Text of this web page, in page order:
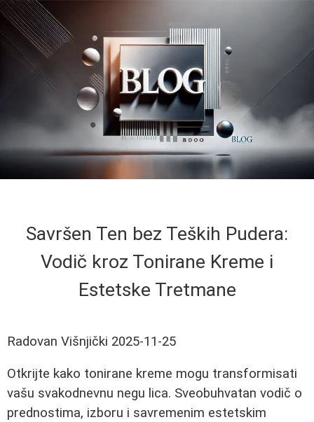
Savršen Ten bez Teških Pudera:
Vodič kroz Tonirane Kreme i
Estetske Tretmane
Radovan Višnjički 2025-11-25
Otkrijte kako tonirane kreme mogu transformisati
vašu svakodnevnu negu lica. Sveobuhvatan vodič o
prednostima, izboru i savremenim estetskim